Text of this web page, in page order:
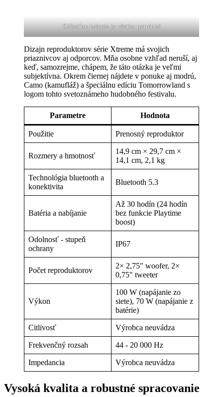
Súčasťou balenia je všetko potrebné
Dizajn reproduktorov série Xtreme má svojich
priaznivcov aj odporcov. Mňa osobne vzhľad neruší, aj
keď, samozrejme, chápem, že táto otázka je veľmi
subjektívna. Okrem čiernej nájdete v ponuke aj modrú,
Camo (kamufláž) a špeciálnu edíciu Tomorrowland s
logom tohto svetoznámeho hudobného festivalu.
Parametre Hodnota
Použitie Prenosný reproduktor
Rozmery a hmotnosť
14,9 cm × 29,7 cm ×
14,1 cm, 2,1 kg
Technológia bluetooth a
konektivita
Bluetooth 5.3
Batéria a nabíjanie
Až 30 hodín (24 hodín
bez funkcie Playtime
boost)
Odolnosť - stupeň
ochrany
IP67
Počet reproduktorov
2× 2,75" woofer, 2×
0,75" tweeter
Výkon
100 W (napájanie zo
siete), 70 W (napájanie z
batérie)
Citlivosť Výrobca neuvádza
Frekvenčný rozsah 44 - 20 000 Hz
Impedancia Výrobca neuvádza
Vysoká kvalita a robustné spracovanie